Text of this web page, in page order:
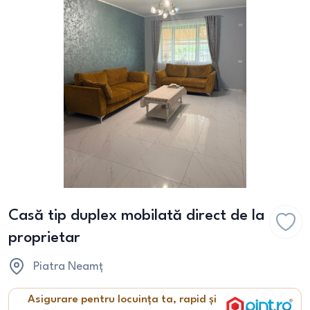
Casă tip duplex mobilată direct de la
proprietar
Piatra Neamț
Asigurare pentru locuința ta, rapid și